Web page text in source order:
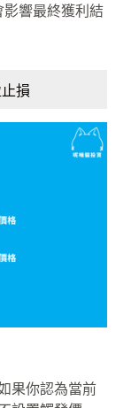
響最終獲利結
損
果你認為當前